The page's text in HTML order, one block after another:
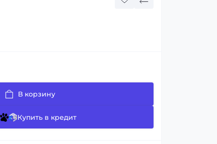
В корзину
Купить в кредит